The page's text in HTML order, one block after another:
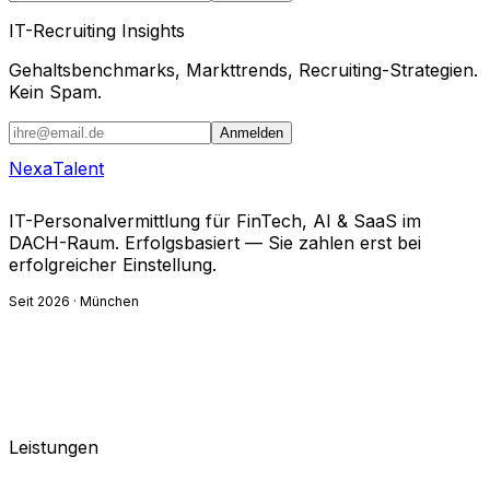
IT-Recruiting Insights
Gehaltsbenchmarks, Markttrends, Recruiting-Strategien.
Kein Spam.
Anmelden
NexaTalent
IT-Personalvermittlung für FinTech, AI & SaaS im
DACH-Raum. Erfolgsbasiert — Sie zahlen erst bei
erfolgreicher Einstellung.
Seit 2026 · München
Leistungen